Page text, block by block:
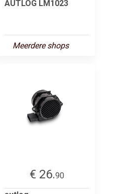
AUTLOG LM1023
Meerdere shops
€ 26.90